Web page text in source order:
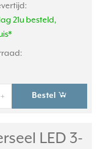
21u besteld,
+ Bestel
LED 3-